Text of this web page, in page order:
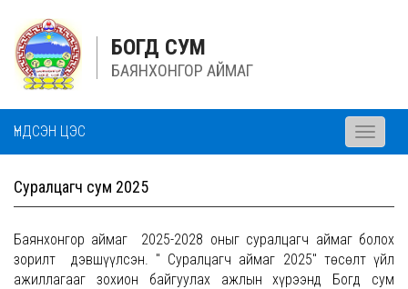
БОГД СУМ
БАЯНХОНГОР АЙМАГ
ҮНДСЭН ЦЭС
Toggle
Суралцагч сум 2025
Баянхонгор аймаг 2025-2028 оныг суралцагч аймаг болох
зорилт дэвшүүлсэн. " Суралцагч аймаг 2025" төсөлт үйл
ажиллагааг зохион байгуулах ажлын хүрээнд Богд сум